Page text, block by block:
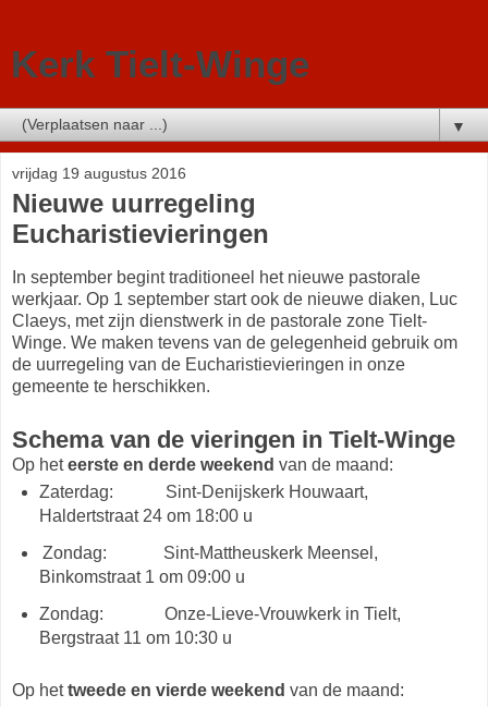
Kerk Tielt-Winge
▼
vrijdag 19 augustus 2016
Nieuwe uurregeling
Eucharistievieringen
In september begint traditioneel het nieuwe pastorale
werkjaar. Op 1 september start ook de nieuwe diaken, Luc
Claeys, met zijn dienstwerk in de pastorale zone Tielt-
Winge. We maken tevens van de gelegenheid gebruik om
de uurregeling van de Eucharistievieringen in onze
gemeente te herschikken.
Schema van de vieringen in Tielt-Winge
Op heteerste en derde weekend van de maand:
Zaterdag: Sint-Denijskerk Houwaart,
Haldertstraat 24 om 18:00 u
Zondag: Sint-Mattheuskerk Meensel,
Binkomstraat 1 om 09:00 u
Zondag: Onze-Lieve-Vrouwkerk in Tielt,
Bergstraat 11 om 10:30 u
Op hettweede en vierde weekend van de maand: